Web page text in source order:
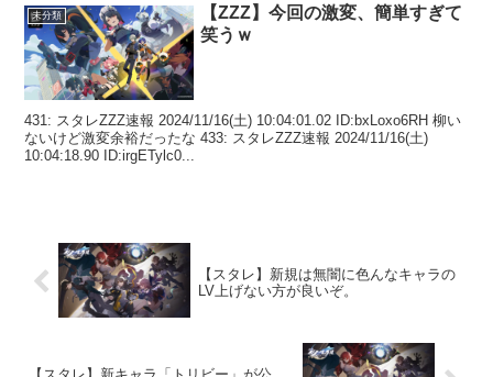
未分類
【ZZZ】今回の激変、簡単すぎて
笑うｗ
431: スタレZZZ速報 2024/11/16(土) 10:04:01.02 ID:bxLoxo6RH 柳い
ないけど激変余裕だったな 433: スタレZZZ速報 2024/11/16(土)
10:04:18.90 ID:irgETylc0...
【スタレ】新規は無闇に色んなキャラの
LV上げない方が良いぞ。